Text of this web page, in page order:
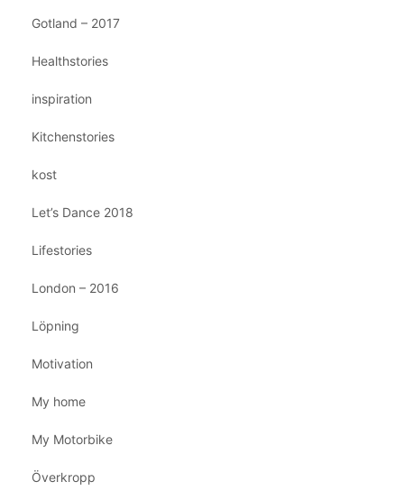
Gotland – 2017
Healthstories
inspiration
Kitchenstories
kost
Let’s Dance 2018
Lifestories
London – 2016
Löpning
Motivation
My home
My Motorbike
Överkropp